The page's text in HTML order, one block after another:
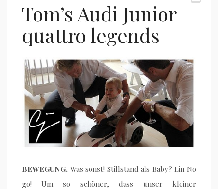
Tom’s Audi Junior
quattro legends
BEWEGUNG. Was sonst! Stillstand als Baby? Ein No
go! Um so schöner, dass unser kleiner